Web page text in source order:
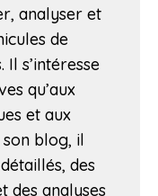
analyser et
de
s’intéresse
qu’aux
et aux
blog, il
des
des analyses